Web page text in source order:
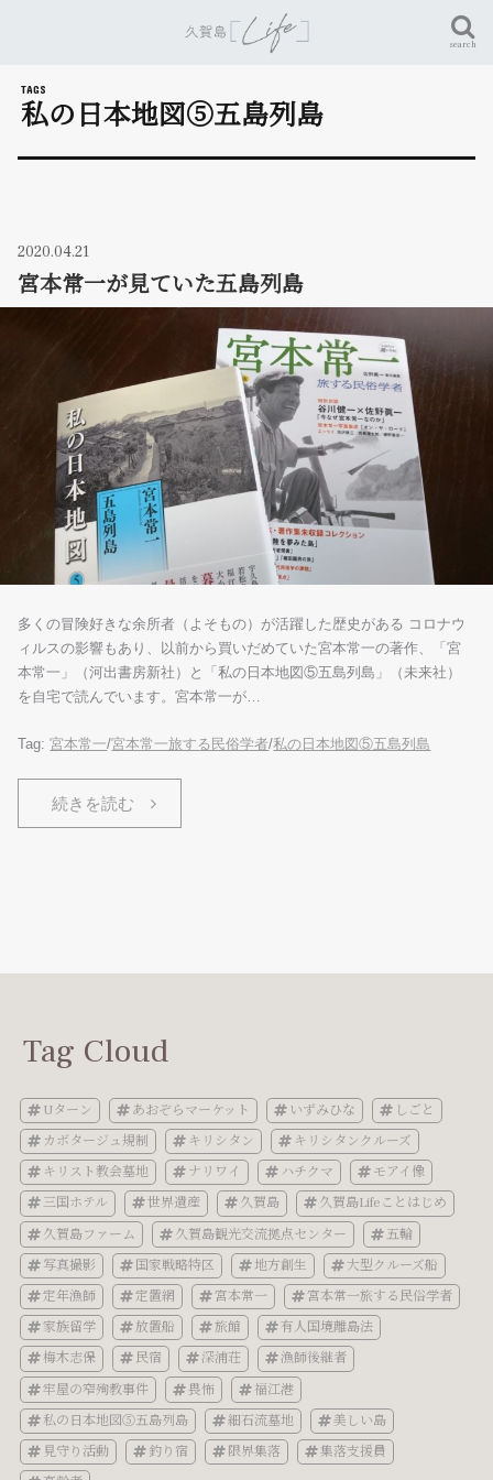
search
私の日本地図⑤五島列島
2020.04.21
宮本常一が見ていた五島列島
多くの冒険好きな余所者（よそもの）が活躍した歴史がある コロナウ
ィルスの影響もあり、以前から買いだめていた宮本常一の著作、「宮
本常一」（河出書房新社）と「私の日本地図⑤五島列島」（未来社）
を自宅で読んでいます。宮本常一が…
Tag:宮本常一/宮本常一旅する民俗学者/私の日本地図⑤五島列島
続きを読む
Tag Cloud
Uターン あおぞらマーケット いずみひな
しごと
カボタージュ規制
キリシタン
キリシタンクルーズ
キリスト教会墓地
ナリワイ ハチクマ
モアイ像
三国ホテル
世界遺産 久賀島
久賀島Lifeことはじめ
久賀島ファーム
久賀島観光交流拠点センター
五輪
写真撮影
国家戦略特区 地方創生
大型クルーズ船
定年漁師
定置網 宮本常一
宮本常一旅する民俗学者
家族留学
放置船 旅館
有人国境離島法
梅木志保
民宿 深浦荘
漁師後継者
牢屋の窄殉教事件
畏怖
福江港
私の日本地図⑤五島列島
細石流墓地
美しい島
見守り活動
釣り宿 限界集落
集落支援員